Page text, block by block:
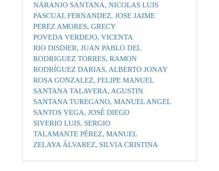
NARANJO SANTANA, NICOLAS LUIS
PASCUAL FERNANDEZ, JOSE JAIME
PEREZ AMORES, GRECY
POVEDA VERDEJO, VICENTA
RIO DISDIER, JUAN PABLO DEL
RODRIGUEZ TORRES, RAMON
RODRÍGUEZ DARIAS, ALBERTO JONAY
ROSA GONZALEZ, FELIPE MANUEL
SANTANA TALAVERA, AGUSTIN
SANTANA TUREGANO, MANUEL ANGEL
SANTOS VEGA, JOSÉ DIEGO
SIVERIO LUIS, SERGIO
TALAMANTE PÉREZ, MANUEL
ZELAYA ÁLVAREZ, SILVIA CRISTINA